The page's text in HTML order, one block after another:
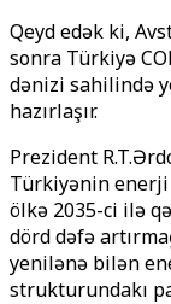
Qeyd edək ki,
sonra Türkiyə
dənizi sahilində
hazırlaşır.
Prezident
Türkiyənin
ölkə 2035-ci ilə
dörd dəfə
yenilənə bilən
strukturundakı